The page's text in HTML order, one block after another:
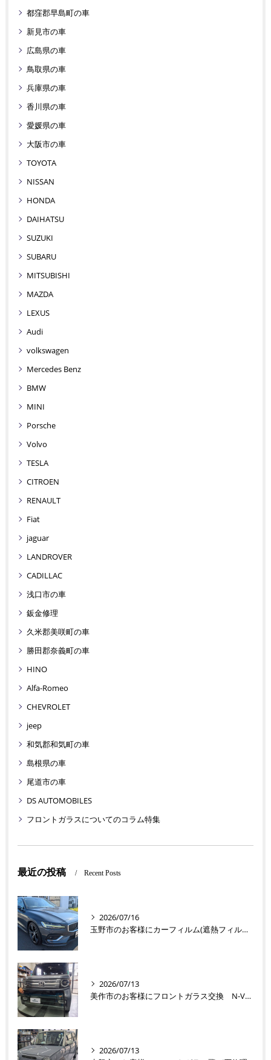
都窪郡早島町の車
新見市の車
広島県の車
鳥取県の車
兵庫県の車
香川県の車
愛媛県の車
大阪市の車
TOYOTA
NISSAN
HONDA
DAIHATSU
SUZUKI
SUBARU
MITSUBISHI
MAZDA
LEXUS
Audi
volkswagen
Mercedes Benz
BMW
MINI
Porsche
Volvo
TESLA
CITROEN
RENAULT
Fiat
jaguar
LANDROVER
CADILLAC
浅口市の車
鈑金修理
久米郡美咲町の車
勝田郡奈義町の車
HINO
Alfa-Romeo
CHEVROLET
jeep
和気郡和気町の車
島根県の車
尾道市の車
DS AUTOMOBILES
フロントガラスについてのコラム特集
最近の投稿 Recent Posts
2026/07/16
玉野市のお客様にカーフィルム(遮熱フィルム) V60【nexus株式会社】
2026/07/13
美作市のお客様にフロントガラス交換 N-VAN【nexus株式会社】
2026/07/13